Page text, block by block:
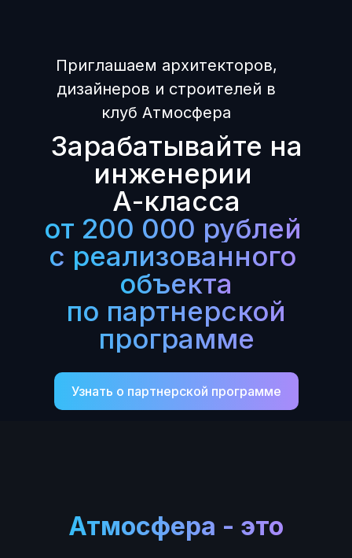
Приглашаем архитекторов,
дизайнеров и строителей в
клуб Атмосфера
Зарабатывайте на
инженерии
А-класса
от 200 000 рублей
с реализованного
объекта
по партнерской
программе
Узнать о партнерской программе
Атмосфера - это